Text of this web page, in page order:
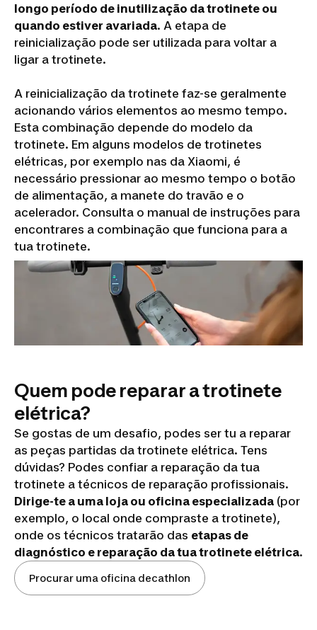
longo período de inutilização da trotinete ou
quando estiver avariada. A etapa de
reinicialização pode ser utilizada para voltar a
ligar a trotinete.
A reinicialização da trotinete faz-se geralmente
acionando vários elementos ao mesmo tempo.
Esta combinação depende do modelo da
trotinete. Em alguns modelos de trotinetes
elétricas, por exemplo nas da Xiaomi, é
necessário pressionar ao mesmo tempo o botão
de alimentação, a manete do travão e o
acelerador. Consulta o manual de instruções para
encontrares a combinação que funciona para a
tua trotinete.
Quem pode reparar a trotinete
elétrica?
Se gostas de um desafio, podes ser tu a reparar
as peças partidas da trotinete elétrica. Tens
dúvidas? Podes confiar a reparação da tua
trotinete a técnicos de reparação profissionais.
Dirige-te a uma loja ou oficina especializada (por
exemplo, o local onde compraste a trotinete),
onde os técnicos tratarão das etapas de
diagnóstico e reparação da tua trotinete elétrica.
Procurar uma oficina decathlon